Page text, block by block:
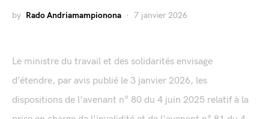
by Rado Andriamampionona 7 janvier 2026
Le ministre du travail et des solidarités envisage
d’étendre, par avis publié le 3 janvier 2026, les
dispositions de l'avenant n° 80 du 4 juin 2025 relatif à la